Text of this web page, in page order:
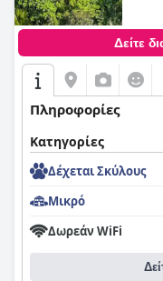
Δείτε
Πληροφορίες
Κατηγορίες
Δέχεται Σκύλους
Μικρό
Δωρεάν WiFi